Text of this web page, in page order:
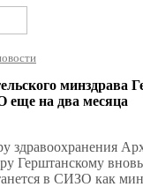
минздрава
еще на два месяца
здравоохранения
Герштанскому
в СИЗО как